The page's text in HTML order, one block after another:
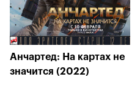
Анчартед: На картах не
значится (2022)